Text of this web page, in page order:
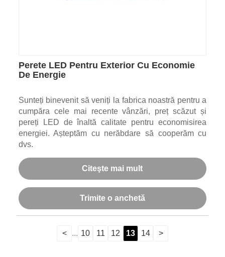
Perete LED Pentru Exterior Cu Economie
De Energie
Sunteți binevenit să veniți la fabrica noastră pentru a
cumpăra cele mai recente vânzări, preț scăzut și
pereți LED de înaltă calitate pentru economisirea
energiei. Așteptăm cu nerăbdare să cooperăm cu
dvs.
Citeşte mai mult
Trimite o anchetă
< ... 10 11 12 13 14 >